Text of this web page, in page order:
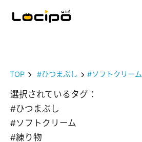
TOP #ひつまぶし #ソフトクリーム
選択されているタグ：
#ひつまぶし
#ソフトクリーム
#練り物